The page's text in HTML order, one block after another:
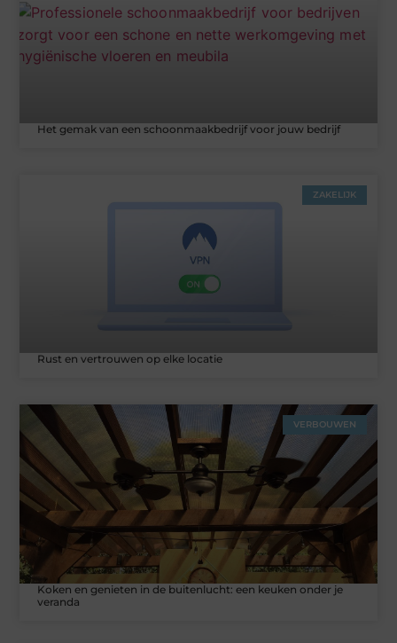
Het gemak van een schoonmaakbedrijf voor jouw bedrijf
ZAKELIJK
Rust en vertrouwen op elke locatie
VERBOUWEN
Koken en genieten in de buitenlucht: een keuken onder je
veranda